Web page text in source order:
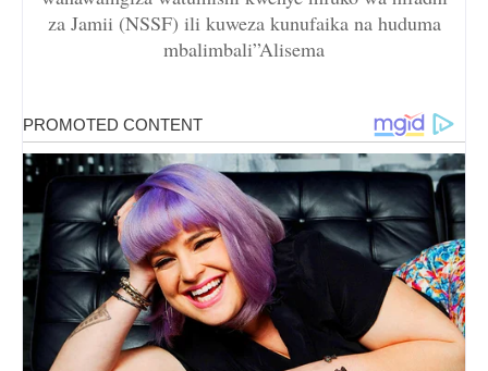
za Jamii (NSSF) ili kuweza kunufaika na huduma
mbalimbali”Alisema